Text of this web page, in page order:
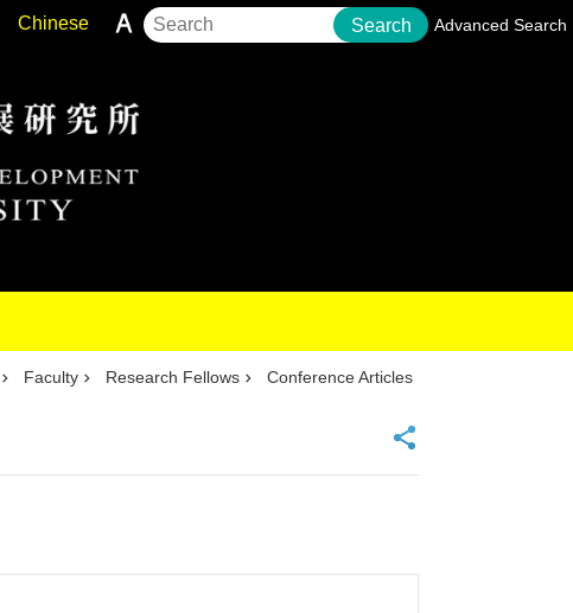
Chinese Search Advanced Search
Faculty Research Fellows Conference Articles